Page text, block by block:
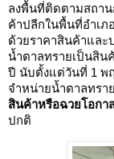
ลงพื้นที่ติดตามสถา
ค้าปลีกในพื้นที่อำเภ
ด้วยราคาสินค้าและ
น้ำตาลทรายเป็นสิน
ปี นับตั้งแต่วันที่ 1 พ
จำหน่ายน้ำตาลทร
สินค้าหรือฉวยโอกา
ปกติ